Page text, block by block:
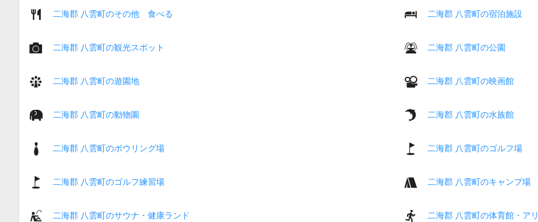
二海郡 八雲町のその他 食べる 二海郡 八雲町の宿泊施設
二海郡 八雲町の観光スポット 二海郡 八雲町の公園
二海郡 八雲町の遊園地 二海郡 八雲町の映画館
二海郡 八雲町の動物園 二海郡 八雲町の水族館
二海郡 八雲町のボウリング場 二海郡 八雲町のゴルフ場
二海郡 八雲町のゴルフ練習場 二海郡 八雲町のキャンプ場
二海郡 八雲町のサウナ・健康ランド 二海郡 八雲町の体育館・ア